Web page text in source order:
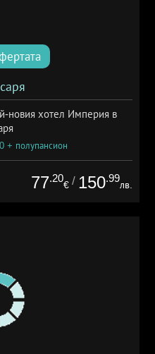
новия хотел Империя в
+ полупансион
77.20
€ / 150.99
лв.